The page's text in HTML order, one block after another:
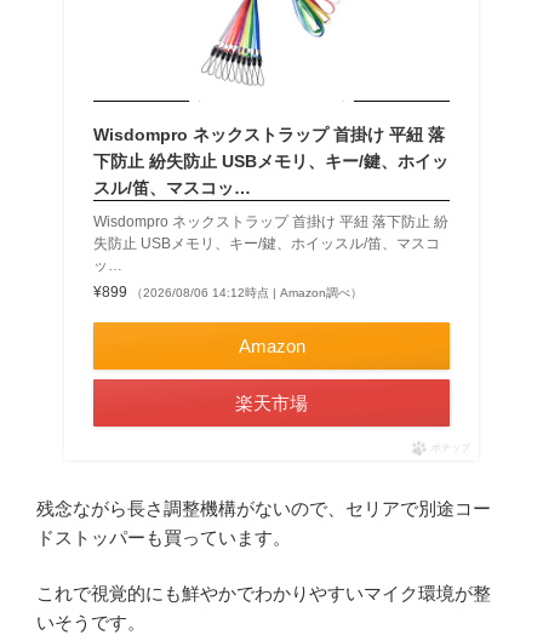
Wisdompro ネックストラップ 首掛け 平紐 落
下防止 紛失防止 USBメモリ、キー/鍵、ホイッ
スル/笛、マスコッ…
Wisdompro ネックストラップ 首掛け 平紐 落下防止 紛
失防止 USBメモリ、キー/鍵、ホイッスル/笛、マスコ
ッ…
¥899
（2026/08/06 14:12時点 | Amazon調べ）
Amazon
楽天市場
ポチップ
残念ながら長さ調整機構がないので、セリアで別途コー
ドストッパーも買っています。
これで視覚的にも鮮やかでわかりやすいマイク環境が整
いそうです。